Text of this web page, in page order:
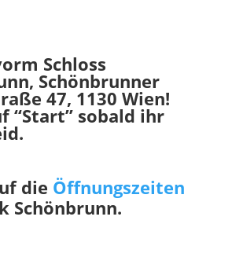
Schloss
Schönbrunner
47, 1130 Wien!
“Start” sobald ihr
die Öffnungszeiten
Schönbrunn.